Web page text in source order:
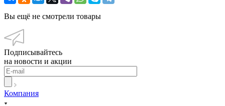
Вы ещё не смотрели товары
Подписывайтесь
на новости и акции
Компания